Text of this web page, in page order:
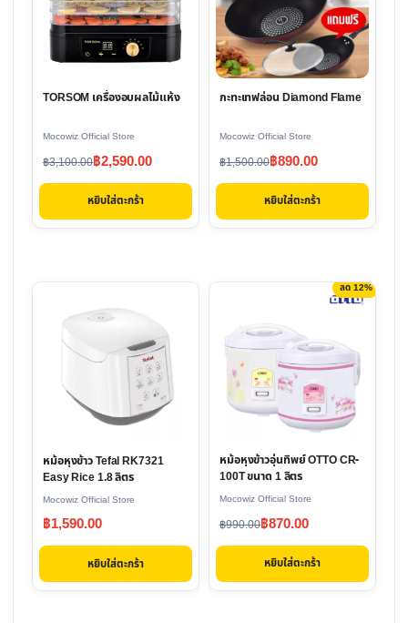
TORSOM เครื่องอบผลไม้แห้ง
Mocowiz Official Store
฿3,100.00
Original
price
฿3,100.00.
฿2,590.00
Current
price
฿2,590.00.
หยิบใส่ตะกร้า
กะทะเทฟล่อน Diamond Flame
Mocowiz Official Store
฿1,500.00
Original
price
฿1,500.00.
฿890.00
Current
price
฿890.00.
หยิบใส่ตะกร้า
หม้อหุงข้าว Tefal RK7321
Easy Rice 1.8 ลิตร
Mocowiz Official Store
฿1,590.00
หยิบใส่ตะกร้า
ลด 12%
หม้อหุงข้าวอุ่นทิพย์ OTTO CR-
100T ขนาด 1 ลิตร
Mocowiz Official Store
฿990.00
Original
price
฿990.00.
฿870.00
Current
price
฿870.00.
หยิบใส่ตะกร้า